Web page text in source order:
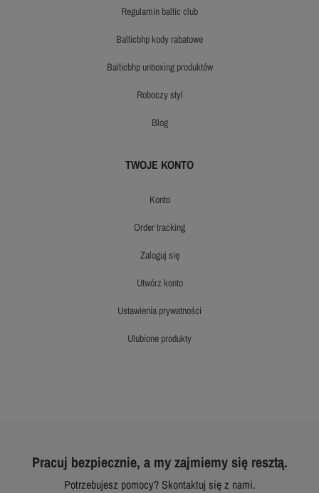
regulamin baltic club
balticbhp kody rabatowe
balticbhp unboxing produktów
roboczy styl
blog
TWOJE KONTO
konto
order tracking
zaloguj się
utwórz konto
ustawienia prywatności
ulubione produkty
Pracuj bezpiecznie, a my zajmiemy się resztą.
Potrzebujesz pomocy? Skontaktuj się z nami.